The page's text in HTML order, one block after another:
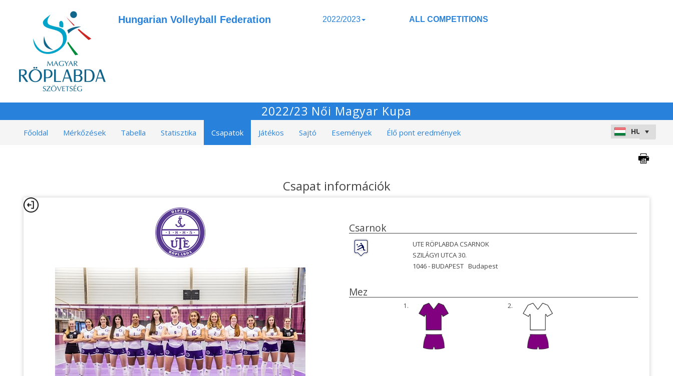
Hungarian Volleyball Federation 2022/2023 ALL COMPETITIONS
2022/23 Női Magyar Kupa
Főoldal Mérkőzések Tabella Statisztika Csapatok Játékos Sajtó Események Élő pont eredmények
Csapat információk
Csarnok
UTE RÖPLABDA CSARNOK
SZILÁGYI UTCA 30.
1046 -BUDAPEST Budapest
Mez
1. 2.